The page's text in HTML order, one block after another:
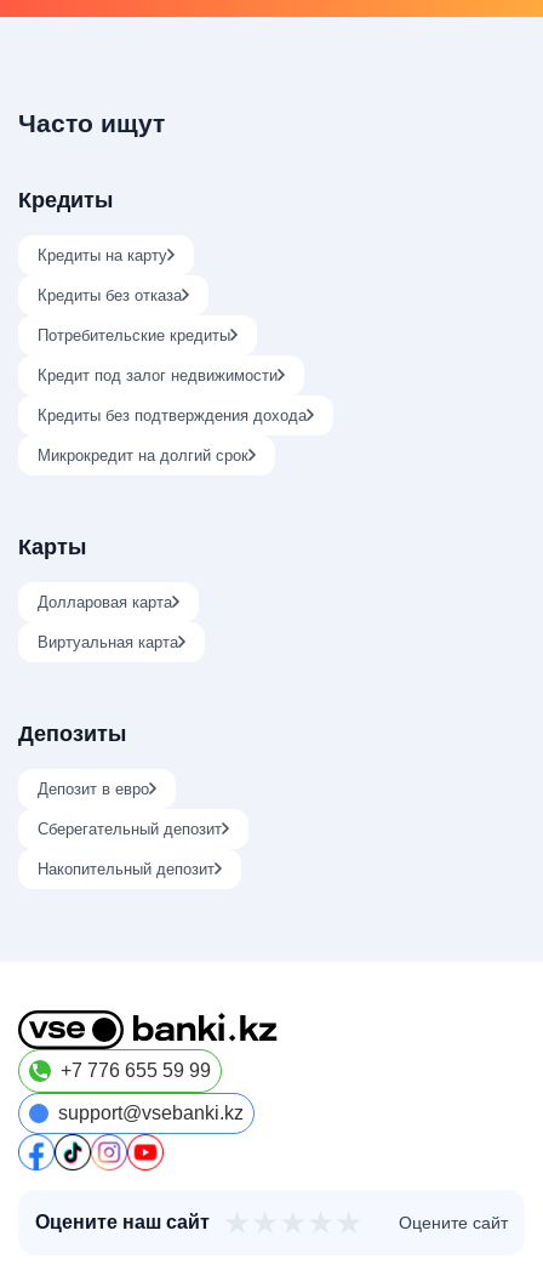
Часто ищут
Кредиты
Кредиты на карту
Кредиты без отказа
Потребительские кредиты
Кредит под залог недвижимости
Кредиты без подтверждения дохода
Микрокредит на долгий срок
Карты
Долларовая карта
Виртуальная карта
Депозиты
Депозит в евро
Сберегательный депозит
Накопительный депозит
+7 776 655 59 99
support@vsebanki.kz
Оцените наш сайт Оцените сайт